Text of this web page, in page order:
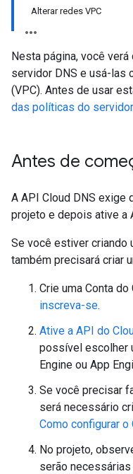
Alterar redes VPC
Nesta página, você
servidor DNS e usá-las
(VPC). Antes de usar
das políticas do
Antes de
A API Cloud DNS exige
projeto e depois ative a
Se você estiver criando
também precisará criar
Crie uma Conta
inscreva-se.
Ative a API do
possível escolher
Engine ou App
Se você precisar
será necessário
Como configurar o
No projeto,
serão